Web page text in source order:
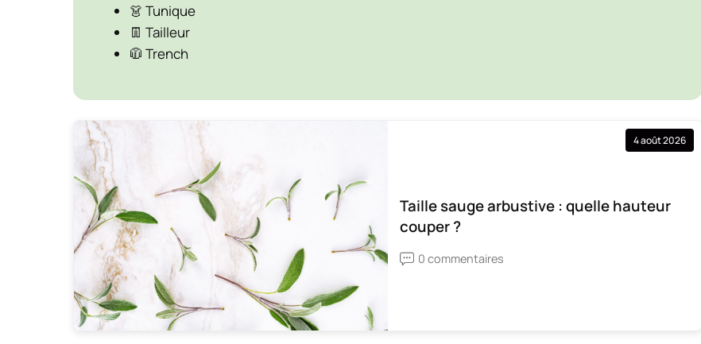
👗 Tunique
👖 Tailleur
🧥 Trench
4 août 2026
Taille sauge arbustive : quelle hauteur
couper ?
0 commentaires